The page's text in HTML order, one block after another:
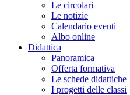
Le circolari
Le notizie
Calendario eventi
Albo online
Didattica
Panoramica
Offerta formativa
Le schede didattiche
I progetti delle classi